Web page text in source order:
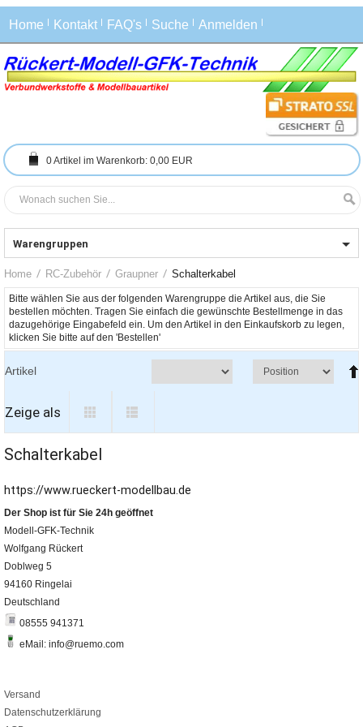
Home Kontakt FAQ's Suche Anmelden
0Artikel im Warenkorb: 0,00 EUR
Warengruppen
Home RC-Zubehör Graupner Schalterkabel
Bitte wählen Sie aus der folgenden Warengruppe die Artikel aus, die Sie
bestellen möchten. Tragen Sie einfach die gewünschte Bestellmenge in das
dazugehörige Eingabefeld ein. Um den Artikel in den Einkaufskorb zu legen,
Artikel
Zeige als
Schalterkabel
https://www.rueckert-modellbau.de
Der Shop ist für Sie 24h geöffnet
Modell-GFK-Technik
Wolfgang Rückert
Doblweg 5
94160 Ringelai
Deutschland
08555 941371
eMail: info@ruemo.com
Versand
Datenschutzerklärung